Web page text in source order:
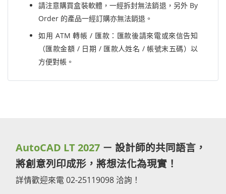
請注意購買盒裝軟體，一經拆封無法銷退，另外 By
Order 的產品一經訂購亦無法銷退。
如用 ATM 轉帳 / 匯款：匯款後請來電或來信告知
（匯款金額 / 日期 / 匯款人姓名 / 帳號末五碼）以
方便對帳。
AutoCAD LT 2027 － 設計師的共同語言，
將創意列印成形，將想法化為現實！
詳情歡迎來電 02-25119098 洽詢！